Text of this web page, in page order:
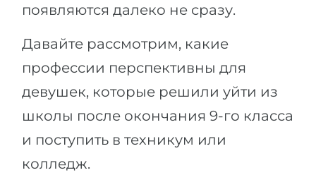
появляются далеко не сразу.
Давайте рассмотрим, какие
профессии перспективны для
девушек, которые решили уйти из
школы после окончания 9-го класса
и поступить в техникум или
колледж.